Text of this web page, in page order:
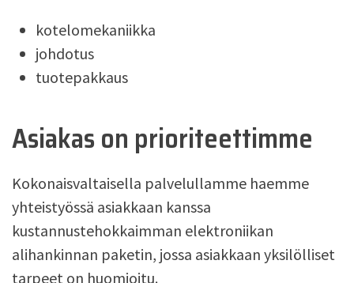
kotelomekaniikka
johdotus
tuotepakkaus
Asiakas on prioriteettimme
Kokonaisvaltaisella palvelullamme haemme
yhteistyössä asiakkaan kanssa
kustannustehokkaimman elektroniikan
alihankinnan paketin, jossa asiakkaan yksilölliset
tarpeet on huomioitu.